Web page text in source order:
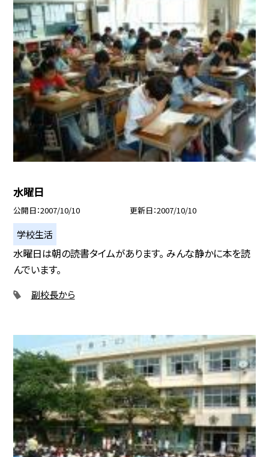
水曜日
公開日 2007/10/10 更新日 2007/10/10
学校生活
水曜日は朝の読書タイムがあります。 みんな静かに本を読
んでいます。
副校長から